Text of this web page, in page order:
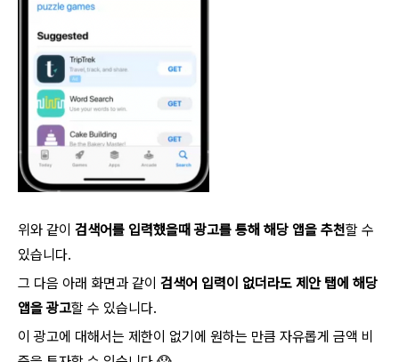
위와 같이 검색어를 입력했을때 광고를 통해 해당 앱을 추천할 수
있습니다.
그 다음 아래 화면과 같이 검색어 입력이 없더라도 제안 탭에 해당
앱을 광고할 수 있습니다.
이 광고에 대해서는 제한이 없기에 원하는 만큼 자유롭게 금액 비